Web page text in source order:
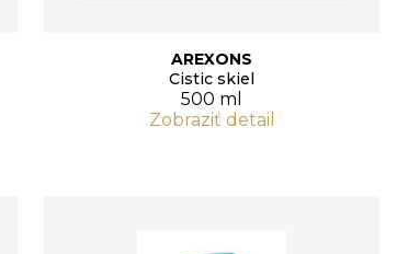
AREXONS
Cistic skiel
500 ml
Zobraziť detail